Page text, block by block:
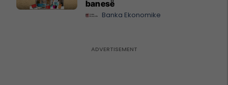
banesë
Banka Ekonomike